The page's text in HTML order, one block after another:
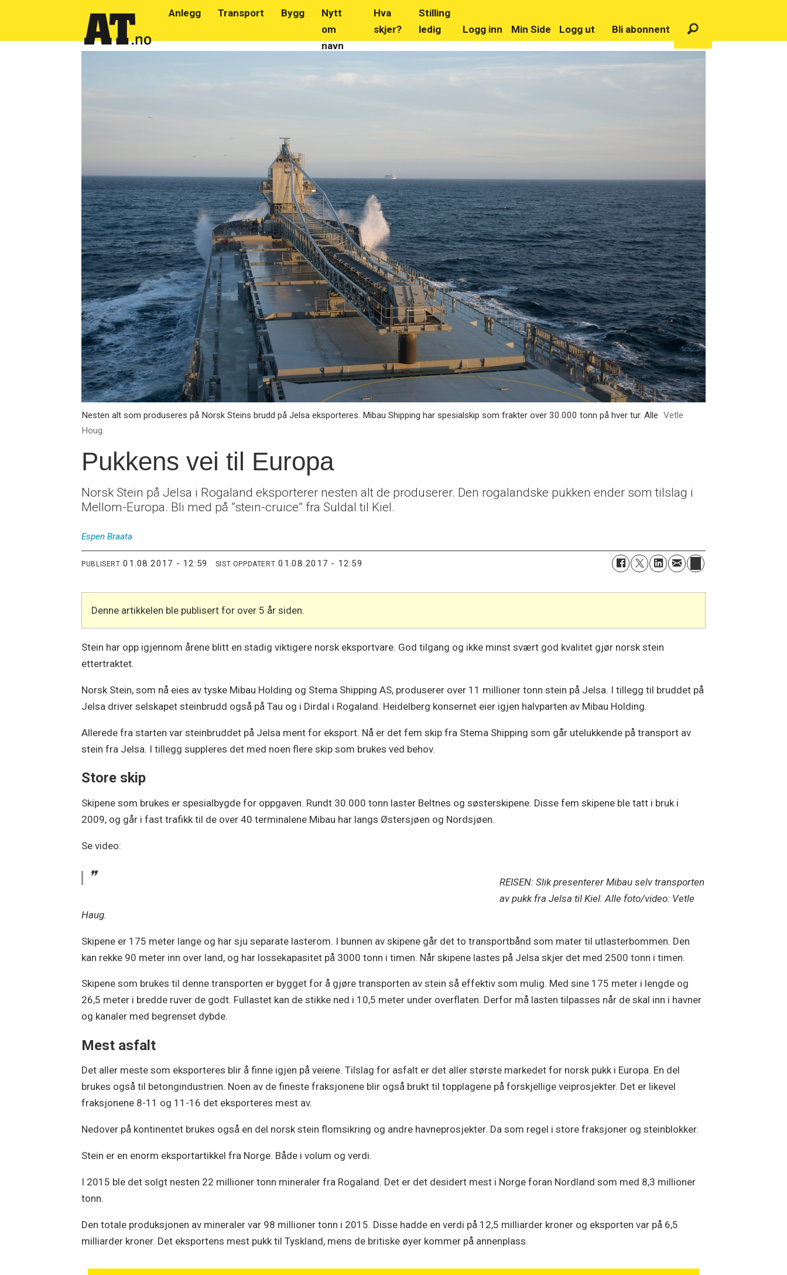
Anlegg Transport Bygg
Nytt
om
navn
Hva
skjer?
Stilling
ledig
Logg inn Min Side Logg ut Bli abonnent
Nesten alt som produseres på Norsk Steins brudd på Jelsa eksporteres. Mibau Shipping har spesialskip som frakter over 30.000 tonn på hver tur. Alle Vetle
Houg.
Pukkens vei til Europa
Norsk Stein på Jelsa i Rogaland eksporterer nesten alt de produserer. Den rogalandske pukken ender som tilslag i
Mellom-Europa. Bli med på ”stein-cruice” fra Suldal til Kiel.
Espen Braata
PUBLISERT 01.08.2017 - 12:59 SIST OPPDATERT 01.08.2017 - 12:59
Denne artikkelen ble publisert for over 5 år siden.
Stein har opp igjennom årene blitt en stadig viktigere norsk eksportvare. God tilgang og ikke minst svært god kvalitet gjør norsk stein
ettertraktet.
Norsk Stein, som nå eies av tyske Mibau Holding og Stema Shipping AS, produserer over 11 millioner tonn stein på Jelsa. I tillegg til bruddet på
Jelsa driver selskapet steinbrudd også på Tau og i Dirdal i Rogaland. Heidelberg konsernet eier igjen halvparten av Mibau Holding.
Allerede fra starten var steinbruddet på Jelsa ment for eksport. Nå er det fem skip fra Stema Shipping som går utelukkende på transport av
stein fra Jelsa. I tillegg suppleres det med noen flere skip som brukes ved behov.
Store skip
Skipene som brukes er spesialbygde for oppgaven. Rundt 30.000 tonn laster Beltnes og søsterskipene. Disse fem skipene ble tatt i bruk i
2009, og går i fast trafikk til de over 40 terminalene Mibau har langs Østersjøen og Nordsjøen.
Se video:
REISEN: Slik presenterer Mibau selv transporten
av pukk fra Jelsa til Kiel. Alle foto/video: Vetle
Haug.
Skipene er 175 meter lange og har sju separate lasterom. I bunnen av skipene går det to transportbånd som mater til utlasterbommen. Den
kan rekke 90 meter inn over land, og har lossekapasitet på 3000 tonn i timen. Når skipene lastes på Jelsa skjer det med 2500 tonn i timen.
Skipene som brukes til denne transporten er bygget for å gjøre transporten av stein så effektiv som mulig. Med sine 175 meter i lengde og
26,5 meter i bredde ruver de godt. Fullastet kan de stikke ned i 10,5 meter under overflaten. Derfor må lasten tilpasses når de skal inn i havner
og kanaler med begrenset dybde.
Mest asfalt
Det aller meste som eksporteres blir å finne igjen på veiene. Tilslag for asfalt er det aller største markedet for norsk pukk i Europa. En del
brukes også til betongindustrien. Noen av de fineste fraksjonene blir også brukt til topplagene på forskjellige veiprosjekter. Det er likevel
fraksjonene 8-11 og 11-16 det eksporteres mest av.
Nedover på kontinentet brukes også en del norsk stein flomsikring og andre havneprosjekter. Da som regel i store fraksjoner og steinblokker.
Stein er en enorm eksportartikkel fra Norge. Både i volum og verdi.
I 2015 ble det solgt nesten 22 millioner tonn mineraler fra Rogaland. Det er det desidert mest i Norge foran Nordland som med 8,3 millioner
tonn.
Den totale produksjonen av mineraler var 98 millioner tonn i 2015. Disse hadde en verdi på 12,5 milliarder kroner og eksporten var på 6,5
milliarder kroner. Det eksportens mest pukk til Tyskland, mens de britiske øyer kommer på annenplass.